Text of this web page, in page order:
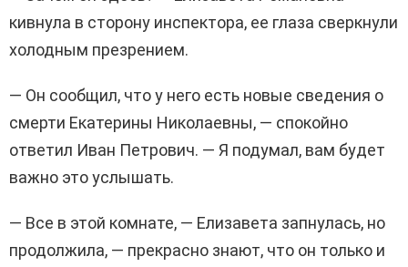
кивнула в сторону инспектора, ее глаза сверкнули
холодным презрением.
— Он сообщил, что у него есть новые сведения о
смерти Екатерины Николаевны, — спокойно
ответил Иван Петрович. — Я подумал, вам будет
важно это услышать.
— Все в этой комнате, — Елизавета запнулась, но
продолжила, — прекрасно знают, что он только и